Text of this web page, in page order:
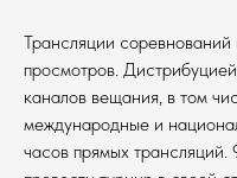
Трансляции
просмотров.
каналов вещания, в том
международные и
часов прямых трансляций.